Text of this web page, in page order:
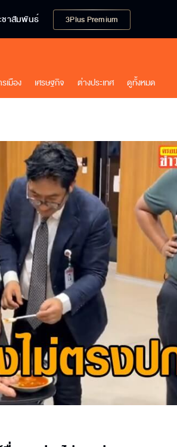
ชาสัมพันธ์ 3Plus Premium
เมือง เศรษฐกิจ ต่างประเทศ ดูทั้งหมด